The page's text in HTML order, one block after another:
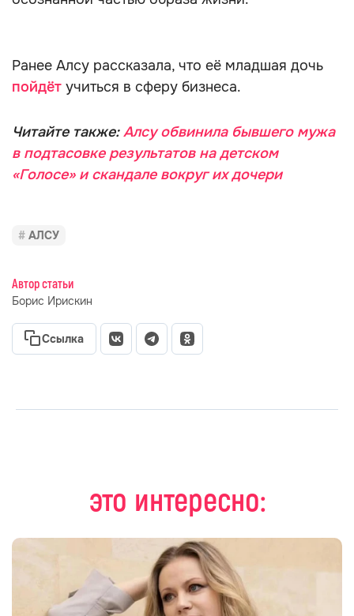
Ранее Алсу рассказала, что её младшая дочь
пойдёт учиться в сферу бизнеса.
Читайте также:Алсу обвинила бывшего мужа
в подтасовке результатов на детском
«Голосе» и скандале вокруг их дочери
АЛСУ
Автор статьи
Борис Ирискин
Ссылка
это интересно: